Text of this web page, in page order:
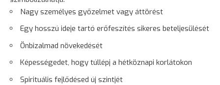
Nagy személyes győzelmet vagy áttörést
Egy hosszú ideje tartó erőfeszítés sikeres beteljesülését
Önbizalmad növekedését
Képességedet, hogy túllépj a hétköznapi korlátokon
Spirituális fejlődésed új szintjét